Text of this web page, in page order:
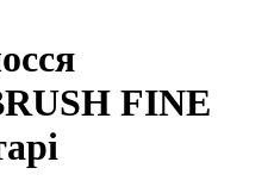
FINE